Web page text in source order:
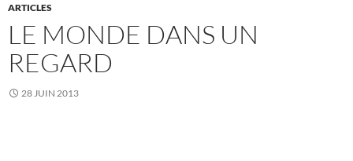
ARTICLES
LE MONDE DANS UN
REGARD
28 JUIN 2013